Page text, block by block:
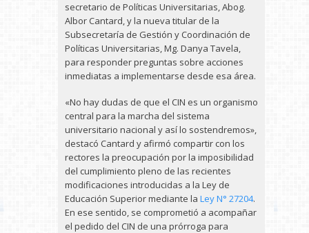
secretario de Políticas Universitarias, Abog.
Albor Cantard, y la nueva titular de la
Subsecretaría de Gestión y Coordinación de
Políticas Universitarias, Mg. Danya Tavela,
para responder preguntas sobre acciones
inmediatas a implementarse desde esa área.
«No hay dudas de que el CIN es un organismo
central para la marcha del sistema
universitario nacional y así lo sostendremos»,
destacó Cantard y afirmó compartir con los
rectores la preocupación por la imposibilidad
del cumplimiento pleno de las recientes
modificaciones introducidas a la Ley de
Educación Superior mediante la Ley N° 27204.
En ese sentido, se comprometió a acompañar
el pedido del CIN de una prórroga para